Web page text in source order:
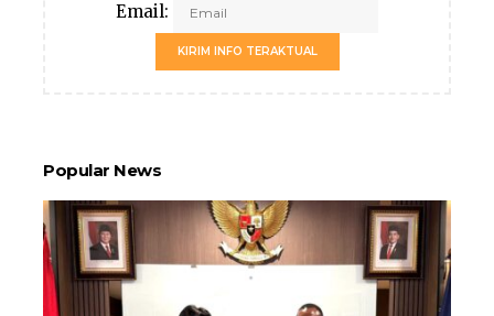
Email:
KIRIM INFO TERAKTUAL
Popular News